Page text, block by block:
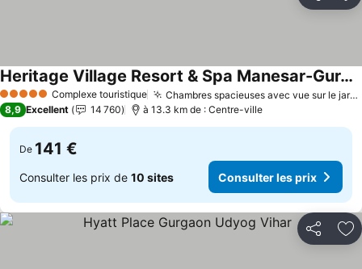
5 Étoiles Complexe touristique Chambres spacieuses avec vue sur le jardin ou la piscine
Heritage Village Resort & Spa Manesar-Gurgaon
8,9 Excellent 14 760 à 13.3 km de : Centre-ville
De 141 €
Consulter les prix de 10 sites Consulter les prix
Partager